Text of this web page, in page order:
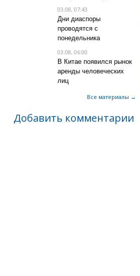
03.08, 07:43
Дни диаспоры
проводятся с
понедельника
03.08, 06:00
В Китае появился рынок
аренды человеческих
лиц
Все материалы →
Добавить комментарии